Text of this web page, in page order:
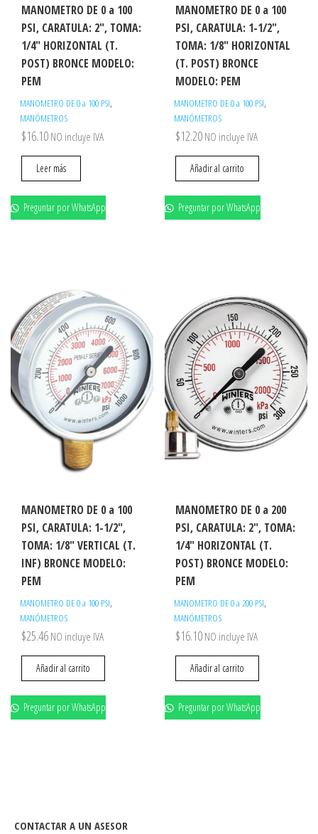
MANOMETRO DE 0 a 100
PSI, CARATULA: 2″, TOMA:
1/4″ HORIZONTAL (T.
POST) BRONCE MODELO:
PEM
MANOMETRO DE 0 a 100 PSI,
MANÓMETROS
$16.10 NO incluye IVA
Leer más
Preguntar por WhatsApp
MANOMETRO DE 0 a 100
PSI, CARATULA: 1-1/2″,
TOMA: 1/8″ HORIZONTAL
(T. POST) BRONCE
MODELO: PEM
MANOMETRO DE 0 a 100 PSI,
MANÓMETROS
$12.20 NO incluye IVA
Añadir al carrito
Preguntar por WhatsApp
MANOMETRO DE 0 a 100
PSI, CARATULA: 1-1/2″,
TOMA: 1/8″ VERTICAL (T.
INF) BRONCE MODELO:
PEM
MANOMETRO DE 0 a 100 PSI,
MANÓMETROS
$25.46 NO incluye IVA
Añadir al carrito
Preguntar por WhatsApp
MANOMETRO DE 0 a 200
PSI, CARATULA: 2″, TOMA:
1/4″ HORIZONTAL (T.
POST) BRONCE MODELO:
PEM
MANOMETRO DE 0 a 200 PSI,
MANÓMETROS
$16.10 NO incluye IVA
Añadir al carrito
Preguntar por WhatsApp
CONTACTAR A UN ASESOR